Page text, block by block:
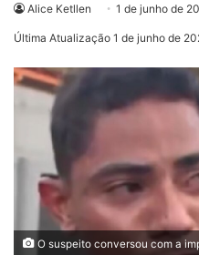
Alice Ketllen 1 de junho de
Última Atualização 1 de junho de
O suspeito conversou com a